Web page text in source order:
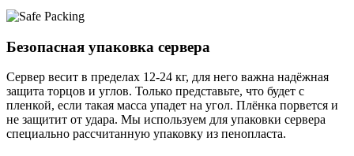
Безопасная упаковка сервера
Сервер весит в пределах 12-24 кг, для него важна надёжная
защита торцов и углов. Только представьте, что будет с
пленкой, если такая масса упадет на угол. Плёнка порвется и
не защитит от удара. Мы используем для упаковки сервера
специально расcчитанную упаковку из пенопласта.